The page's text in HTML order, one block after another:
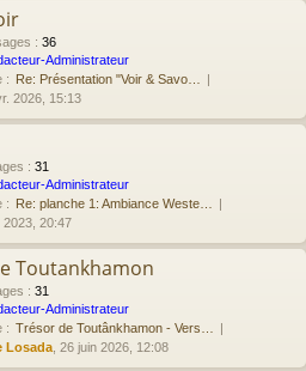
: 36
Administrateur
: Re: Présentation "Voir & Savo…
2026, 15:13
: 31
Administrateur
: Re: planche 1: Ambiance Weste…
2023, 20:47
Toutankhamon
: 31
Administrateur
: Trésor de Toutânkhamon - Vers…
Losada , 26 juin 2026, 12:08